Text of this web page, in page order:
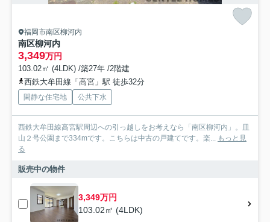
福岡市南区柳河内
南区柳河内
3,349万円
103.02㎡ (4LDK) /築27年 /2階建
西鉄大牟田線「高宮」駅 徒歩32分
閑静な住宅地 公共下水
西鉄大牟田線高宮駅周辺への引っ越しをお考えなら「南区柳河内」。皿
山２号公園まで334mです。こちらは中古の戸建てです。楽... もっと見
る
販売中の物件
3,349万円
103.02㎡ (4LDK)